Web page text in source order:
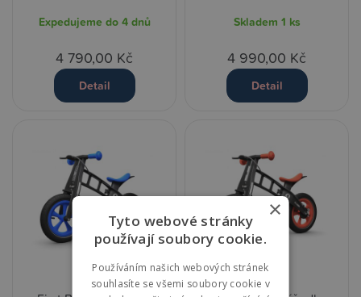
Expedujeme do 4 dnů
4 790,00 Kč
Detail
Skladem 1 ks
4 990,00 Kč
Detail
×
Tyto webové stránky
používají soubory cookie.
Používáním našich webových stránek
souhlasíte se všemi soubory cookie v